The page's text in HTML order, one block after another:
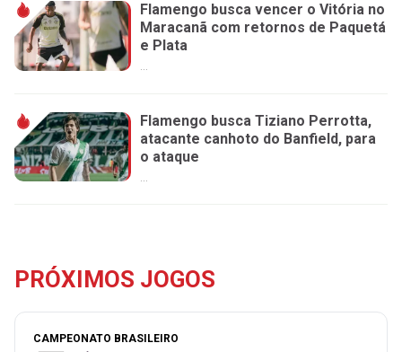
Flamengo busca vencer o Vitória no
Maracanã com retornos de Paquetá
e Plata
...
Flamengo busca Tiziano Perrotta,
atacante canhoto do Banfield, para
o ataque
PRÓXIMOS JOGOS
CAMPEONATO BRASILEIRO